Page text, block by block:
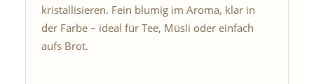
kristallisieren. Fein blumig im Aroma, klar in
der Farbe – ideal für Tee, Müsli oder einfach
aufs Brot.